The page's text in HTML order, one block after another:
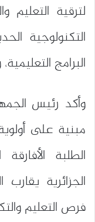
لترقية التعليم
التكنولوجية
البرامج
وأكد رئيس
مبنية على
الطلبة